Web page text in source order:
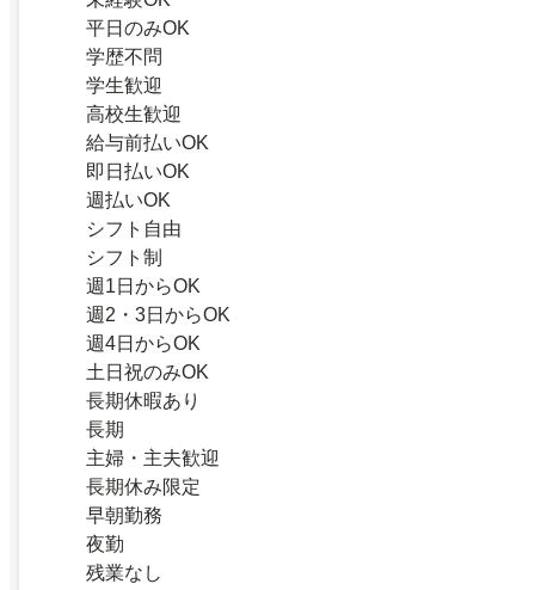
平日のみOK
学歴不問
学生歓迎
高校生歓迎
給与前払いOK
即日払いOK
週払いOK
シフト自由
シフト制
週1日からOK
週2・3日からOK
週4日からOK
土日祝のみOK
長期休暇あり
長期
主婦・主夫歓迎
長期休み限定
早朝勤務
夜勤
残業なし